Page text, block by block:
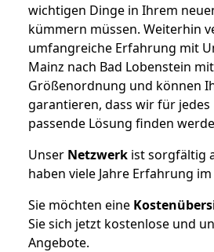
wichtigen Dinge in Ihrem
kümmern müssen. Weiterhin
umfangreiche Erfahrung mit
Mainz nach Bad Lobenstein
Größenordnung und können
garantieren, dass wir für jedes
passende Lösung finden
Unser Netzwerk ist sorgfältig
haben viele Jahre Erfahrung
Sie möchten eine
Sie sich jetzt kostenlose und
Angebote.